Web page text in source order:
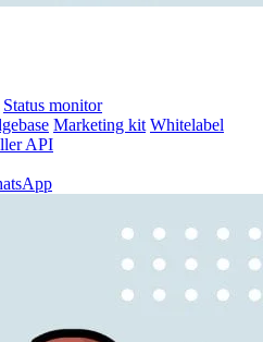
Status monitor
Marketing kit Whitelabel
API